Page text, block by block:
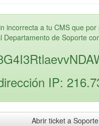
incorrecta a tu CMS que
de Soporte
IP:
Abrir ticket a Soporte